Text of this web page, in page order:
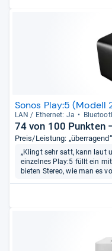
Sonos Play:5 (Modell
LAN / Ether­net: Ja
74 von 100 Punkten
Preis/Leistung: „überragend“
„Klingt sehr satt, kann laut
einzelnes Play:5 füllt ein
bieten Stereo, wie man es